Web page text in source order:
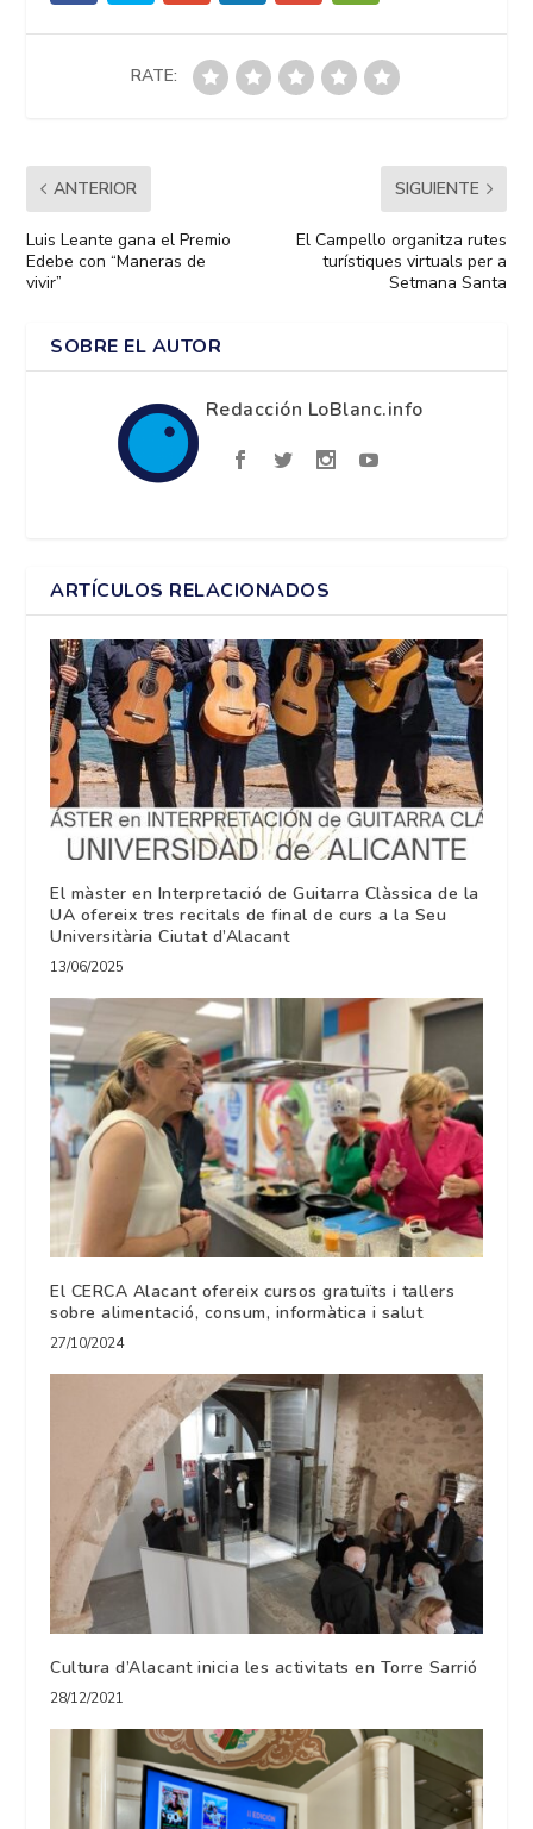
RATE:
ANTERIOR
Luis Leante gana el Premio
Edebe con “Maneras de
vivir”
SIGUIENTE
El Campello organitza rutes
turístiques virtuals per a
Setmana Santa
SOBRE EL AUTOR
Redacción LoBlanc.info
ARTÍCULOS RELACIONADOS
El màster en Interpretació de Guitarra Clàssica de la
UA ofereix tres recitals de final de curs a la Seu
Universitària Ciutat d’Alacant
13/06/2025
El CERCA Alacant ofereix cursos gratuïts i tallers
sobre alimentació, consum, informàtica i salut
27/10/2024
Cultura d’Alacant inicia les activitats en Torre Sarrió
28/12/2021